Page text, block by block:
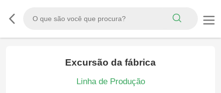
Excursão da fábrica
Linha de Produção